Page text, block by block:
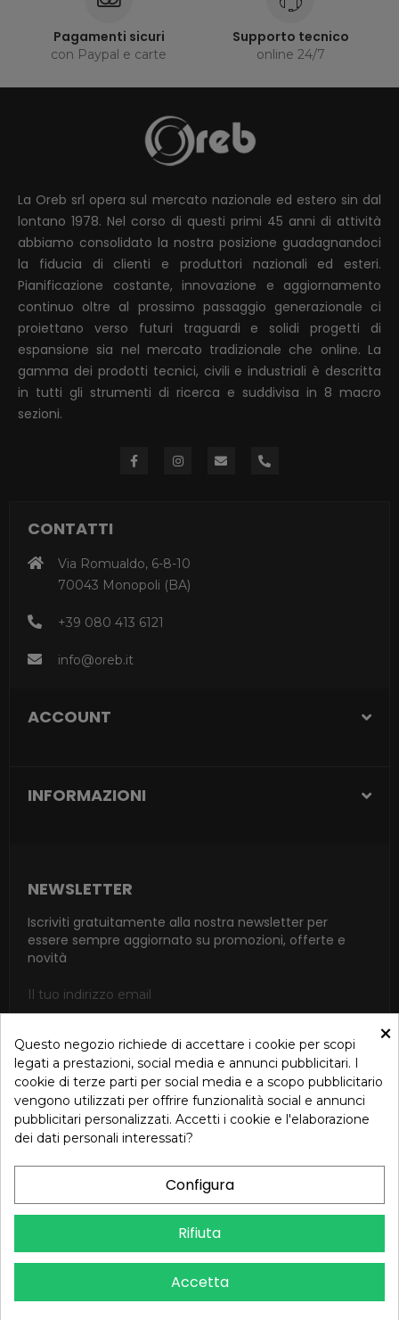
Pagamenti sicuri
con Paypal e carte
Supporto tecnico
online 24/7
La Oreb srl opera sul mercato nazionale ed estero sin dal
lontano 1978. Nel corso di questi primi 45 anni di attività
abbiamo consolidato la nostra posizione guadagnandoci
la fiducia di clienti e produttori nazionali ed esteri.
Pianificazione costante, innovazione e aggiornamento
continuo oltre al prossimo passaggio generazionale ci
proiettano verso futuri traguardi e solidi progetti di
espansione sia nel mercato tradizionale che online. La
gamma dei prodotti tecnici, civili e industriali è descritta
in tutti gli strumenti di ricerca e suddivisa in 8 macro
sezioni.
CONTATTI
Via Romualdo, 6-8-10
70043 Monopoli (BA)
+39 080 413 6121
info@oreb.it
ACCOUNT
INFORMAZIONI
NEWSLETTER
Iscriviti gratuitamente alla nostra newsletter per
essere sempre aggiornato su promozioni, offerte e
novità
ISCRIVITI
Accetto le condizioni generali e la politica di riservatezza in
base alla Privacy Policy
Dichiarazione di Accessibilità – Oreb.com
Copyright © 2024 OREB S.R.L. - P.Iva 00937560720 - Tutti i diritti
riservati - Dev.
×
Questo negozio richiede di accettare i cookie per scopi
legati a prestazioni, social media e annunci pubblicitari. I
cookie di terze parti per social media e a scopo pubblicitario
vengono utilizzati per offrire funzionalità social e annunci
pubblicitari personalizzati. Accetti i cookie e l'elaborazione
dei dati personali interessati?
Configura
Rifiuta
Accetta